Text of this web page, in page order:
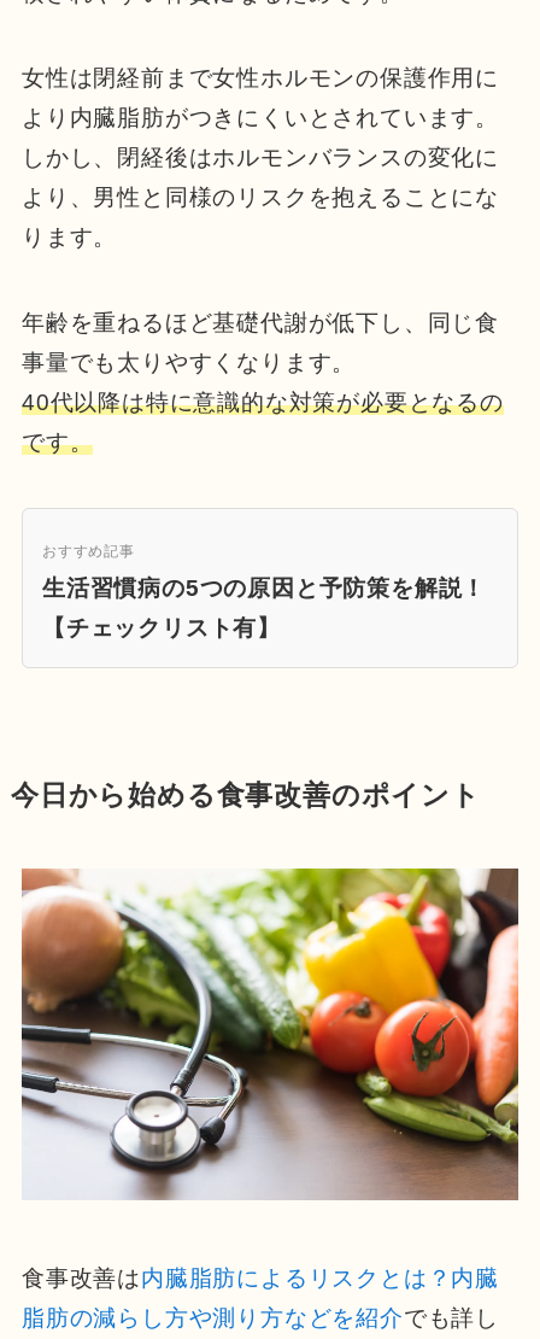
女性は閉経前まで女性ホルモンの保護作用に
より内臓脂肪がつきにくいとされています。
しかし、閉経後はホルモンバランスの変化に
より、男性と同様のリスクを抱えることにな
ります。
年齢を重ねるほど基礎代謝が低下し、同じ食
事量でも太りやすくなります。
40代以降は特に意識的な対策が必要となるの
です。
おすすめ記事
生活習慣病の5つの原因と予防策を解説！
【チェックリスト有】
今日から始める食事改善のポイント
食事改善は内臓脂肪によるリスクとは？内臓
脂肪の減らし方や測り方などを紹介でも詳し